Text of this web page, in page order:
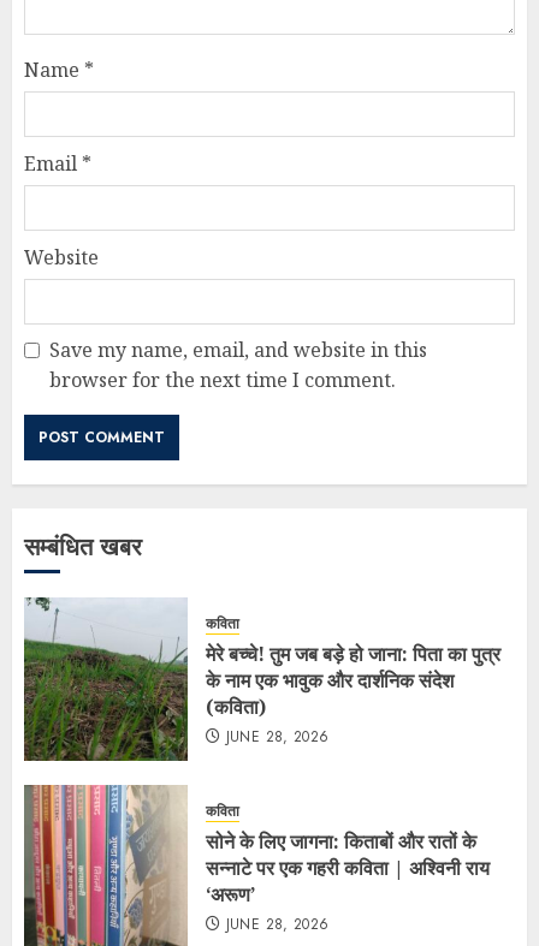
Name *
Email *
Website
Save my name, email, and website in this
browser for the next time I comment.
सम्बंधित खबर
कविता
मेरे बच्चे! तुम जब बड़े हो जाना: पिता का पुत्र
के नाम एक भावुक और दार्शनिक संदेश
(कविता)
JUNE 28, 2026
कविता
सोने के लिए जागना: किताबों और रातों के
सन्नाटे पर एक गहरी कविता | अश्विनी राय
‘अरूण’
JUNE 28, 2026